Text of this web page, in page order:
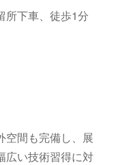
所下車、徒歩1分
空間も完備し、展
広い技術習得に対